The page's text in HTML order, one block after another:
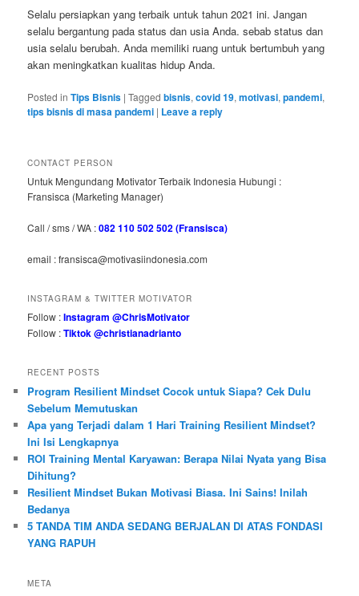
Selalu persiapkan yang terbaik untuk tahun 2021 ini. Jangan
selalu bergantung pada status dan usia Anda. sebab status dan
usia selalu berubah. Anda memiliki ruang untuk bertumbuh yang
akan meningkatkan kualitas hidup Anda.
Posted in Tips Bisnis |Tagged bisnis,covid 19,motivasi,pandemi,
tips bisnis di masa pandemi | Leave a reply
CONTACT PERSON
Untuk Mengundang Motivator Terbaik Indonesia Hubungi :
Fransisca (Marketing Manager)
Call / sms / WA :082 110 502 502 (Fransisca)
email : fransisca@motivasiindonesia.com
INSTAGRAM & TWITTER MOTIVATOR
Follow :Instagram @ChrisMotivator
Follow :Tiktok @christianadrianto
RECENT POSTS
Program Resilient Mindset Cocok untuk Siapa? Cek Dulu
Sebelum Memutuskan
Apa yang Terjadi dalam 1 Hari Training Resilient Mindset?
Ini Isi Lengkapnya
ROI Training Mental Karyawan: Berapa Nilai Nyata yang Bisa
Dihitung?
Resilient Mindset Bukan Motivasi Biasa. Ini Sains! Inilah
Bedanya
5 TANDA TIM ANDA SEDANG BERJALAN DI ATAS FONDASI
YANG RAPUH
META